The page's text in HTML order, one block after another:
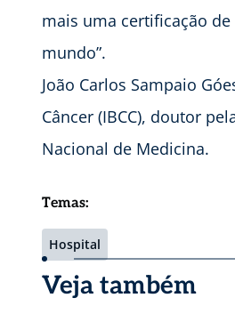
mais uma certificação
mundo”.
João Carlos Sampaio
Câncer (IBCC), doutor
Nacional de Medicina.
Temas:
Hospital
Veja também